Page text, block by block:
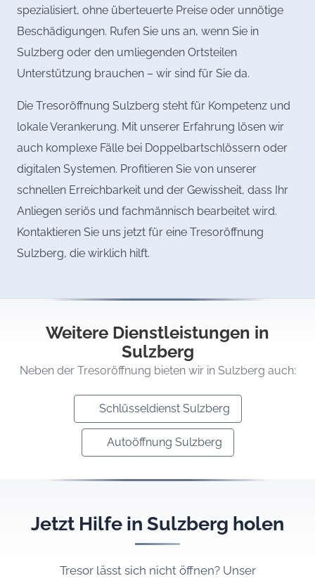
spezialisiert, ohne überteuerte Preise oder unnötige
Beschädigungen. Rufen Sie uns an, wenn Sie in
Sulzberg oder den umliegenden Ortsteilen
Unterstützung brauchen – wir sind für Sie da.
Die Tresoröffnung Sulzberg steht für Kompetenz und
lokale Verankerung. Mit unserer Erfahrung lösen wir
auch komplexe Fälle bei Doppelbartschlössern oder
digitalen Systemen. Profitieren Sie von unserer
schnellen Erreichbarkeit und der Gewissheit, dass Ihr
Anliegen seriös und fachmännisch bearbeitet wird.
Kontaktieren Sie uns jetzt für eine Tresoröffnung
Sulzberg, die wirklich hilft.
Weitere Dienstleistungen in
Sulzberg
Neben der Tresoröffnung bieten wir in Sulzberg auch:
Schlüsseldienst Sulzberg
Autoöffnung Sulzberg
Jetzt Hilfe in Sulzberg holen
Tresor lässt sich nicht öffnen? Unser